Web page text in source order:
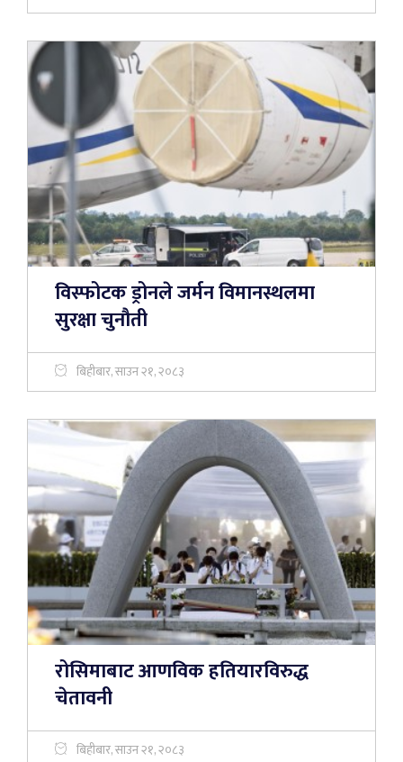
विस्फोटक ड्रोनले जर्मन विमानस्थलमा
सुरक्षा चुनौती
बिहीबार, साउन २१, २०८३
रोसिमाबाट आणविक हतियारविरुद्ध
चेतावनी
बिहीबार, साउन २१, २०८३